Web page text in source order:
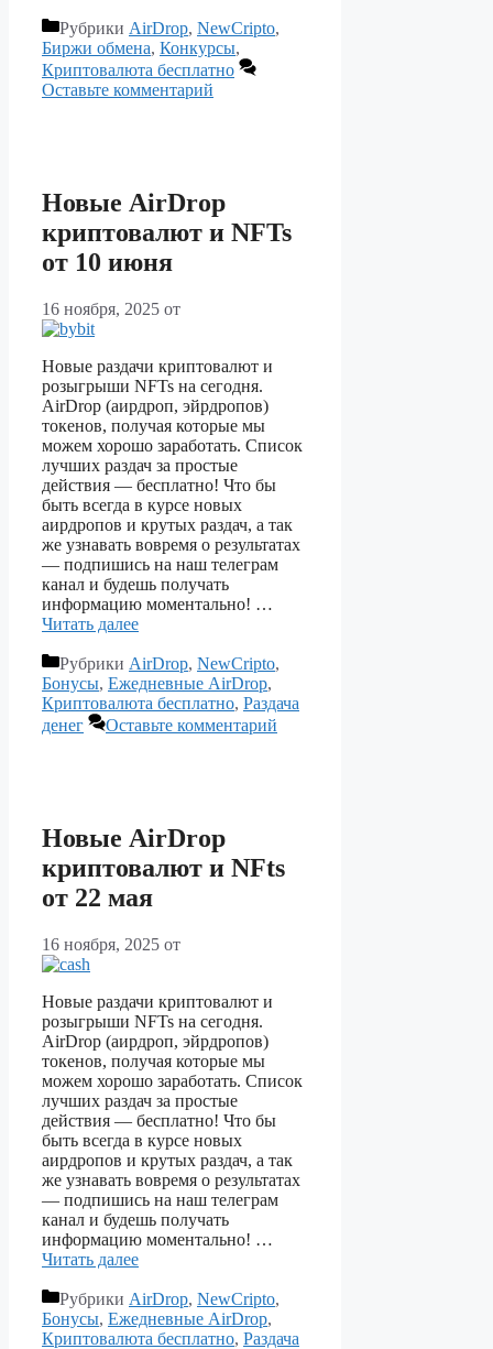
Рубрики AirDrop, NewCripto,
Биржи обмена, Конкурсы,
Криптовалюта бесплатно
Оставьте комментарий
Новые AirDrop
криптовалют и NFTs
от 10 июня
16 ноября, 2025 от
Новые раздачи криптовалют и
розыгрыши NFTs на сегодня.
AirDrop (аирдроп, эйрдропов)
токенов, получая которые мы
можем хорошо заработать. Список
лучших раздач за простые
действия — бесплатно! Что бы
быть всегда в курсе новых
аирдропов и крутых раздач, а так
же узнавать вовремя о результатах
— подпишись на наш телеграм
канал и будешь получать
информацию моментально! …
Читать далее
Рубрики AirDrop, NewCripto,
Бонусы, Ежедневные AirDrop,
Криптовалюта бесплатно, Раздача
денег
Оставьте комментарий
Новые AirDrop
криптовалют и NFts
от 22 мая
16 ноября, 2025 от
Новые раздачи криптовалют и
розыгрыши NFTs на сегодня.
AirDrop (аирдроп, эйрдропов)
токенов, получая которые мы
можем хорошо заработать. Список
лучших раздач за простые
действия — бесплатно! Что бы
быть всегда в курсе новых
аирдропов и крутых раздач, а так
же узнавать вовремя о результатах
— подпишись на наш телеграм
канал и будешь получать
информацию моментально! …
Читать далее
Рубрики AirDrop, NewCripto,
Бонусы, Ежедневные AirDrop,
Криптовалюта бесплатно, Раздача